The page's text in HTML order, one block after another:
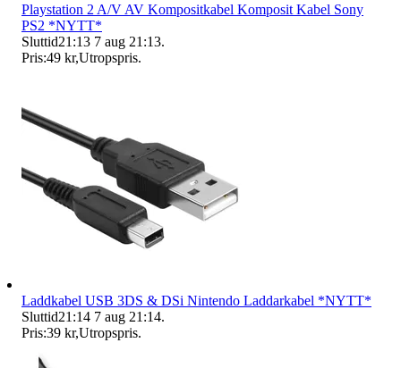
Playstation 2 A/V AV Kompositkabel Komposit Kabel Sony
PS2 *NYTT*
Sluttid21:13 7 aug 21:13.
Pris:49 kr,Utropspris.
Laddkabel USB 3DS & DSi Nintendo Laddarkabel *NYTT*
Sluttid21:14 7 aug 21:14.
Pris:39 kr,Utropspris.